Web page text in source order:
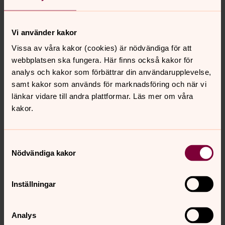
Vi använder kakor
Vissa av våra kakor (cookies) är nödvändiga för att
webbplatsen ska fungera. Här finns också kakor för
analys och kakor som förbättrar din användarupplevelse,
samt kakor som används för marknadsföring och när vi
länkar vidare till andra plattformar. Läs mer om våra
kakor.
Nödvändiga kakor
Inställningar
Analys
7. Åsa Ingstedt Eriksson, 58 år, Lagerarbete
8. Peder Karlsson, 69 år, Egen företagare
9. Karl-Johan Finneman, 58 år, Säljare
10. Göran Persson, 65 år, Grafisk producent
11. Jeanette Råsbo, 50 år, Garveri arbetare
12. Bengt-Olof Söderlund, 78 år, lantbruare
13. Roy Andersson, 77 år, pensionär
15. Helen Emilsson, 48 år, Butikschef
socialdemokraterna
2. Monica Sverkersson, 69 år, Tärnsjö